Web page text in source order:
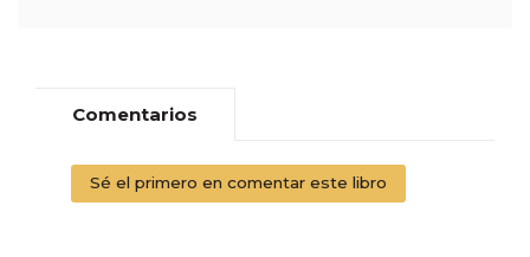
Comentarios
Sé el primero en comentar este libro